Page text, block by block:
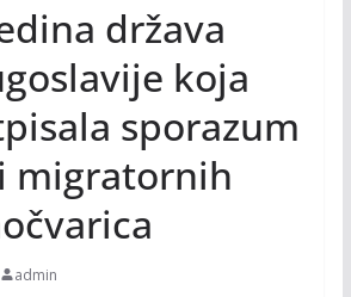
država
koja
sporazum
migratornih
admin